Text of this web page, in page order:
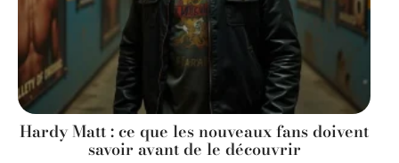
Hardy Matt : ce que les nouveaux fans doivent
savoir avant de le découvrir